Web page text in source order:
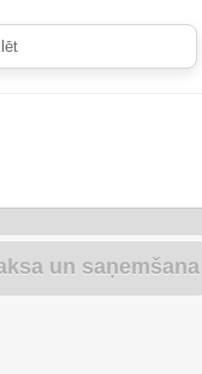
un saņemšana